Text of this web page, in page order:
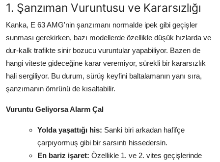
1. Şanzıman Vuruntusu ve Kararsızlığı
Kanka, E 63 AMG'nin şanzımanı normalde ipek gibi geçişler
sunması gerekirken, bazı modellerde özellikle düşük hızlarda ve
dur-kalk trafikte sinir bozucu vuruntular yapabiliyor. Bazen de
hangi viteste gideceğine karar veremiyor, sürekli bir kararsızlık
hali sergiliyor. Bu durum, sürüş keyfini baltalamanın yanı sıra,
şanzımanın ömrünü de kısaltabilir.
Vuruntu Geliyorsa Alarm Çal
Yolda yaşattığı his: Sanki biri arkadan hafifçe
çarpıyormuş gibi bir sarsıntı hissedersin.
En bariz işaret: Özellikle 1. ve 2. vites geçişlerinde